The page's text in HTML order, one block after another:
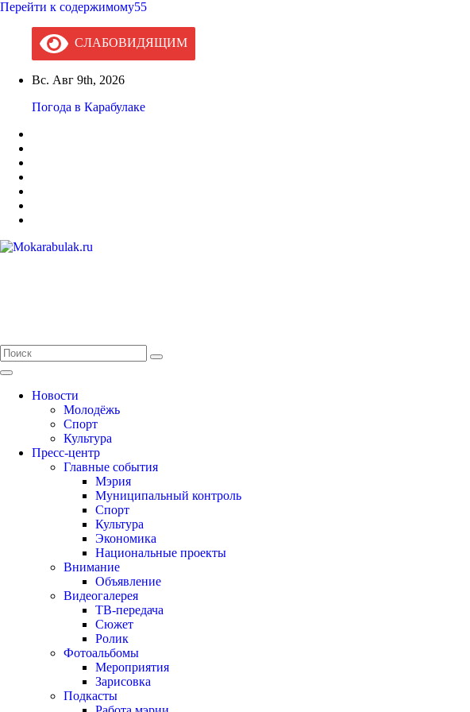
Перейти к содержимому55
СЛАБОВИДЯЩИМ
Вс. Авг 9th, 2026
Погода в Карабулаке
Новости
Молодёжь
Спорт
Культура
Пресс-центр
Главные события
Мэрия
Муниципальный контроль
Спорт
Культура
Экономика
Национальные проекты
Внимание
Объявление
Видеогалерея
ТВ-передача
Сюжет
Ролик
Фотоальбомы
Мероприятия
Зарисовка
Подкасты